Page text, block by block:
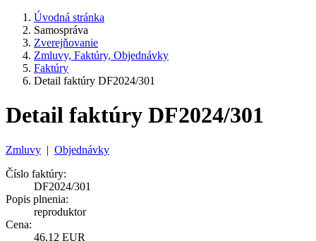
Úvodná stránka
Samospráva
Zverejňovanie
Zmluvy, Faktúry, Objednávky
Faktúry
Detail faktúry DF2024/301
Detail faktúry DF2024/301
Zmluvy | Objednávky
Číslo faktúry:
DF2024/301
Popis plnenia:
reproduktor
Cena:
46,12 EUR